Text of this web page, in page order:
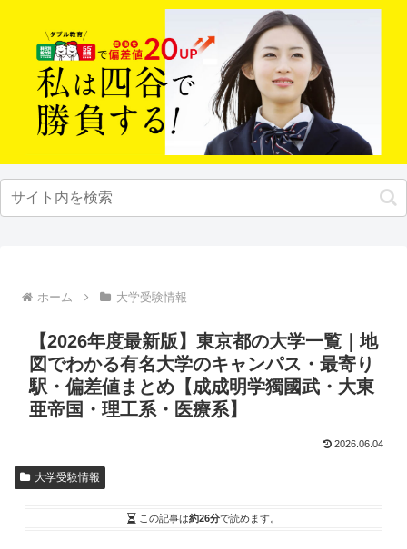
ホーム 大学受験情報
【2026年度最新版】東京都の大学一覧｜地
図でわかる有名大学のキャンパス・最寄り
駅・偏差値まとめ【成成明学獨國武・大東
亜帝国・理工系・医療系】
2026.06.04
大学受験情報
この記事は約26分で読めます。